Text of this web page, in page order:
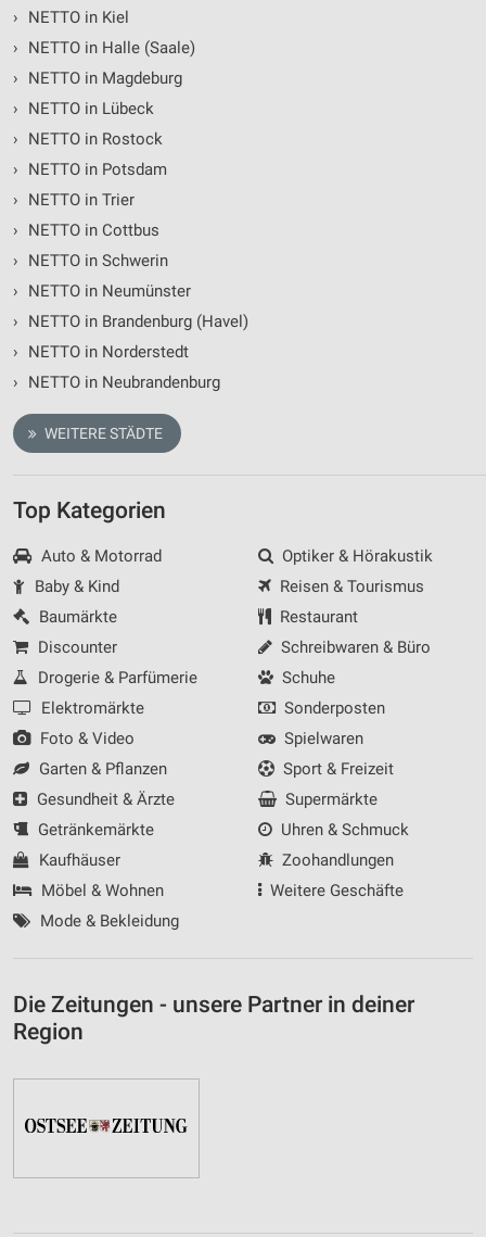
›
NETTO in Kiel
›
NETTO in Halle (Saale)
›
NETTO in Magdeburg
›
NETTO in Lübeck
›
NETTO in Rostock
›
NETTO in Potsdam
›
NETTO in Trier
›
NETTO in Cottbus
›
NETTO in Schwerin
›
NETTO in Neumünster
›
NETTO in Brandenburg (Havel)
›
NETTO in Norderstedt
›
NETTO in Neubrandenburg
WEITERE STÄDTE
Top Kategorien
Auto & Motorrad
Baby & Kind
Baumärkte
Discounter
Drogerie & Parfümerie
Elektromärkte
Foto & Video
Garten & Pflanzen
Gesundheit & Ärzte
Getränkemärkte
Kaufhäuser
Möbel & Wohnen
Mode & Bekleidung
Optiker & Hörakustik
Reisen & Tourismus
Restaurant
Schreibwaren & Büro
Schuhe
Sonderposten
Spielwaren
Sport & Freizeit
Supermärkte
Uhren & Schmuck
Zoohandlungen
Weitere Geschäfte
Die Zeitungen - unsere Partner in deiner
Region
personalisierter Inhalte
Messung der Werbeleistung
Messung der Performance von Inhalten
Analyse von Zielgruppen durch Statistiken oder
Kombinationen von Daten aus verschiedenen
Entwicklung und Verbesserung der Angebote
Inhalten
IAB-Besonderheiten:
Informationen identifizieren
Funktional